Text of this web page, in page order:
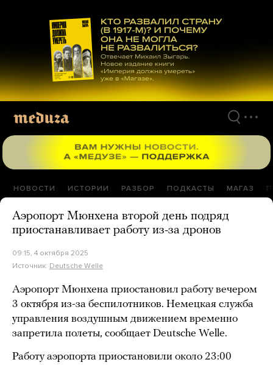
материалам
НОВОСТИ ИСТОРИИ РАЗБОР ПОДКАСТЫ МАГАЗ
Аэропорт Мюнхена второй день подряд
приостанавливает работу из-за дронов
09:15, 4 октября 2025
Источник: Deutsche Welle
Аэропорт Мюнхена приостановил работу вечером
3 октября из-за беспилотников. Немецкая служба
управления воздушным движением временно
запретила полеты, сообщает Deutsche Welle.
Работу аэропорта приостановили около 23:00